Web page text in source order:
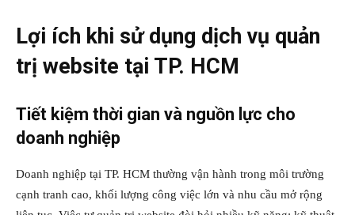
Lợi ích khi sử dụng dịch vụ quản
trị website tại TP. HCM
Tiết kiệm thời gian và nguồn lực cho
doanh nghiệp
Doanh nghiệp tại TP. HCM thường vận hành trong môi trường
cạnh tranh cao, khối lượng công việc lớn và nhu cầu mở rộng